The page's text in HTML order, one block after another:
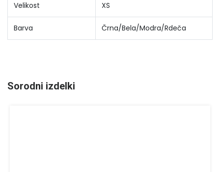
Velikost XS
Barva Črna/Bela/Modra/Rdeča
Sorodni izdelki